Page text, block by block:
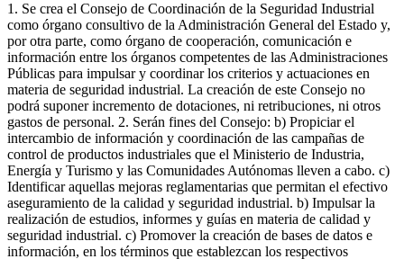
1. Se crea el Consejo de Coordinación de la Seguridad Industrial
como órgano consultivo de la Administración General del Estado y,
por otra parte, como órgano de cooperación, comunicación e
información entre los órganos competentes de las Administraciones
Públicas para impulsar y coordinar los criterios y actuaciones en
materia de seguridad industrial. La creación de este Consejo no
podrá suponer incremento de dotaciones, ni retribuciones, ni otros
gastos de personal. 2. Serán fines del Consejo: b) Propiciar el
intercambio de información y coordinación de las campañas de
control de productos industriales que el Ministerio de Industria,
Energía y Turismo y las Comunidades Autónomas lleven a cabo. c)
Identificar aquellas mejoras reglamentarias que permitan el efectivo
aseguramiento de la calidad y seguridad industrial. b) Impulsar la
realización de estudios, informes y guías en materia de calidad y
seguridad industrial. c) Promover la creación de bases de datos e
información, en los términos que establezcan los respectivos